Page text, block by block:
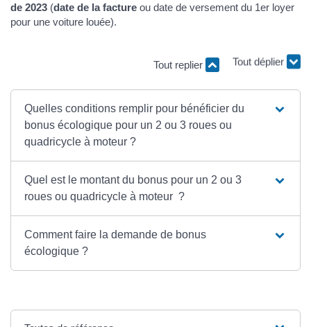
de 2023 (date de la facture ou date de versement du 1er loyer
pour une voiture louée).
Tout replier Tout déplier
Quelles conditions remplir pour bénéficier du
bonus écologique pour un 2 ou 3 roues ou
quadricycle à moteur ?
Quel est le montant du bonus pour un 2 ou 3
roues ou quadricycle à moteur ?
Comment faire la demande de bonus
écologique ?